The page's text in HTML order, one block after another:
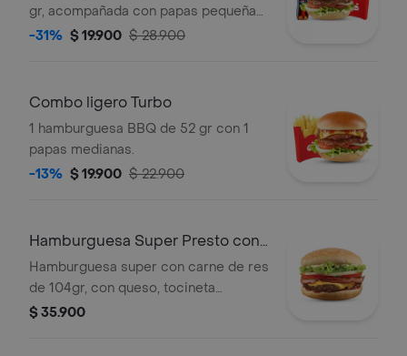
gr, acompañada con papas pequeñas
y bebida pet de 400 ml.
-31% $ 19.900 $ 28.900
Combo ligero Turbo
1 hamburguesa BBQ de 52 gr con 1
papas medianas.
-13% $ 19.900 $ 22.900
Hamburguesa Super Presto con
tocineta Tu
Hamburguesa super con carne de res
de 104gr, con queso, tocineta
crocante, cebolla, tomate, lechuga,
$ 35.900